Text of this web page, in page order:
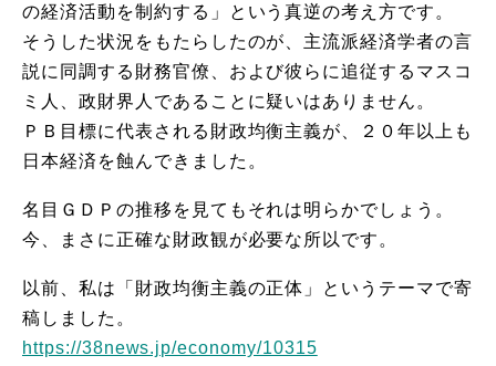
の経済活動を制約する」という真逆の考え方です。
そうした状況をもたらしたのが、主流派経済学者の言
説に同調する財務官僚、および彼らに追従するマスコ
ミ人、政財界人であることに疑いはありません。
ＰＢ目標に代表される財政均衡主義が、２０年以上も
日本経済を蝕んできました。
名目ＧＤＰの推移を見てもそれは明らかでしょう。
今、まさに正確な財政観が必要な所以です。
以前、私は「財政均衡主義の正体」というテーマで寄
稿しました。
https://38news.jp/economy/10315